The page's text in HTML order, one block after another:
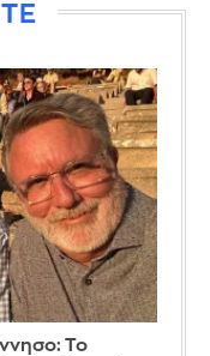
Το